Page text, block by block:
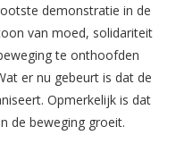
demonstratie in de
van moed, solidariteit
te onthoofden
er nu gebeurt is dat de
Opmerkelijk is dat
de beweging groeit.